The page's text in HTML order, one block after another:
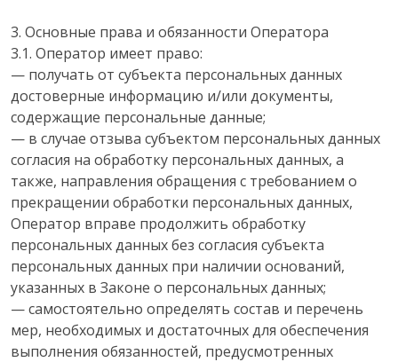
3. Основные права и обязанности Оператора
3.1. Оператор имеет право:
— получать от субъекта персональных данных
достоверные информацию и/или документы,
содержащие персональные данные;
— в случае отзыва субъектом персональных данных
согласия на обработку персональных данных, а
также, направления обращения с требованием о
прекращении обработки персональных данных,
Оператор вправе продолжить обработку
персональных данных без согласия субъекта
персональных данных при наличии оснований,
указанных в Законе о персональных данных;
— самостоятельно определять состав и перечень
мер, необходимых и достаточных для обеспечения
выполнения обязанностей, предусмотренных